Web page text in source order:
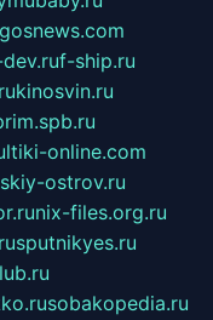
f-ship.ru
kinosvin.ru
online.com
ostrov.ru
nix-files.org.ru
sputnikyes.ru
sobakopedia.ru